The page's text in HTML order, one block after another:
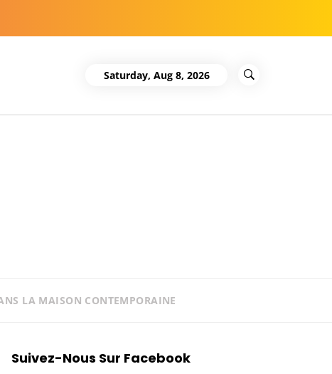
Saturday, Aug 8, 2026
LA MAISON CONTEMPORAINE
Suivez-Nous Sur Facebook